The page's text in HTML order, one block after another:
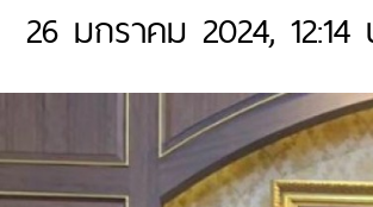
26 มกราคม 2024, 12:14